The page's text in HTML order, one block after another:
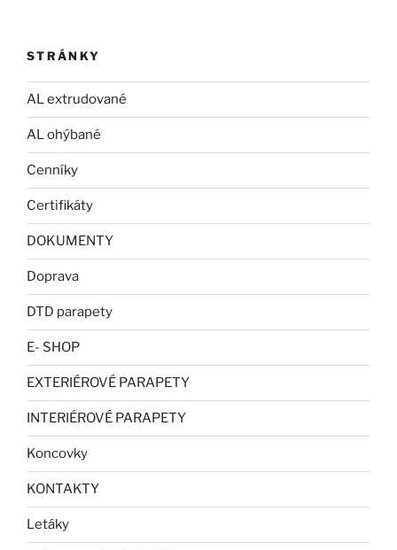
STRÁNKY
AL extrudované
AL ohýbané
Cenníky
Certifikáty
DOKUMENTY
Doprava
DTD parapety
E- SHOP
EXTERIÉROVÉ PARAPETY
INTERIÉROVÉ PARAPETY
Koncovky
KONTAKTY
Letáky